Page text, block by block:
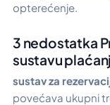
opterećenje.
3 nedostatka
sustavu
sustav za
povećava ukupni